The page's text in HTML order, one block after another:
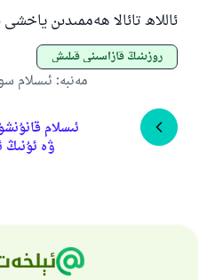
ئاللاھ تائالا ھەممىدىن
روزىنىڭ قازاسىنى قىلىش
مەنبە: ئىسلام
ئىسلام
ۋە ئۇنىڭ